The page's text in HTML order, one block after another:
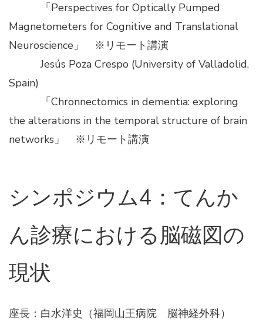
「Perspectives for Optically Pumped
Magnetometers for Cognitive and Translational
Neuroscience」 ※リモート講演
Jesús Poza Crespo (University of Valladolid,
Spain)
「Chronnectomics in dementia: exploring
the alterations in the temporal structure of brain
networks」 ※リモート講演
シンポジウム4：てんか
ん診療における脳磁図の
現状
座長：白水洋史（福岡山王病院 脳神経外科）